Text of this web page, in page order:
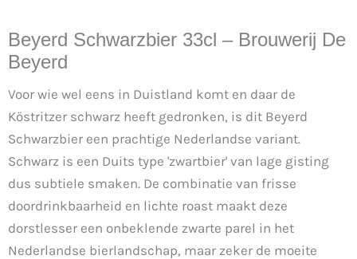
Beyerd Schwarzbier 33cl – Brouwerij De
Beyerd
Voor wie wel eens in Duistland komt en daar de
Köstritzer schwarz heeft gedronken, is dit Beyerd
Schwarzbier een prachtige Nederlandse variant.
Schwarz is een Duits type 'zwartbier' van lage gisting
dus subtiele smaken. De combinatie van frisse
doordrinkbaarheid en lichte roast maakt deze
dorstlesser een onbeklende zwarte parel in het
Nederlandse bierlandschap, maar zeker de moeite